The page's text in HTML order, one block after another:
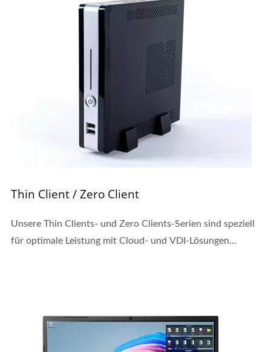
Thin Client / Zero Client
Unsere Thin Clients- und Zero Clients-Serien sind speziell
für optimale Leistung mit Cloud- und VDI-Lösungen...